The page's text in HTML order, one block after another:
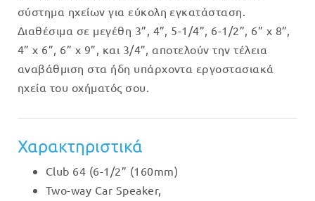
σύστημα ηχείων για εύκολη εγκατάσταση.
Διαθέσιμα σε μεγέθη 3”, 4”, 5-1/4”, 6-1/2”, 6” x 8”,
4” x 6”, 6” x 9”, και 3/4”, αποτελούν την τέλεια
αναβάθμιση στα ήδη υπάρχοντα εργοστασιακά
ηχεία του οχήματός σου.
Χαρακτηριστικά
Club 64 (6-1/2” (160mm)
Two-way Car Speaker,